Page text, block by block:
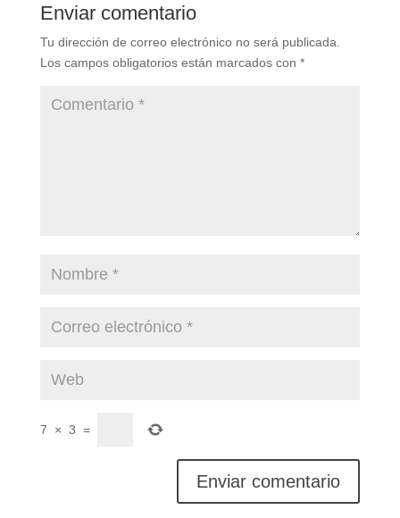
Enviar comentario
Tu dirección de correo electrónico no será publicada.
Los campos obligatorios están marcados con *
7 × 3 =